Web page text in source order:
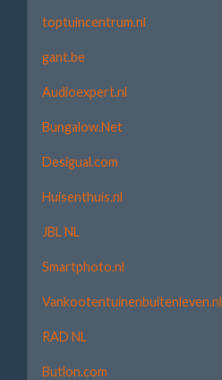
toptuincentrum.nl
gant.be
Audioexpert.nl
Bungalow.Net
Desigual.com
Huisenthuis.nl
JBL NL
Smartphoto.nl
Vankootentuinenbuitenleven.nl
RAD NL
Butlon.com